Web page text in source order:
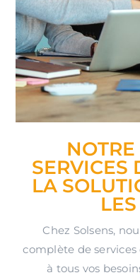
SERVICES
LA
Chez Solsens,
complète de
à tous vos